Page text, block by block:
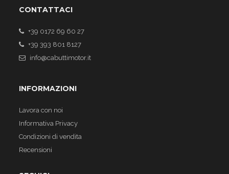
CONTATTACI
+39 0172 69 60 27
+39 393 801 8127
info@cabuttimotor.it
INFORMAZIONI
Lavora con noi
Informativa Privacy
Condizioni di vendita
Recensioni